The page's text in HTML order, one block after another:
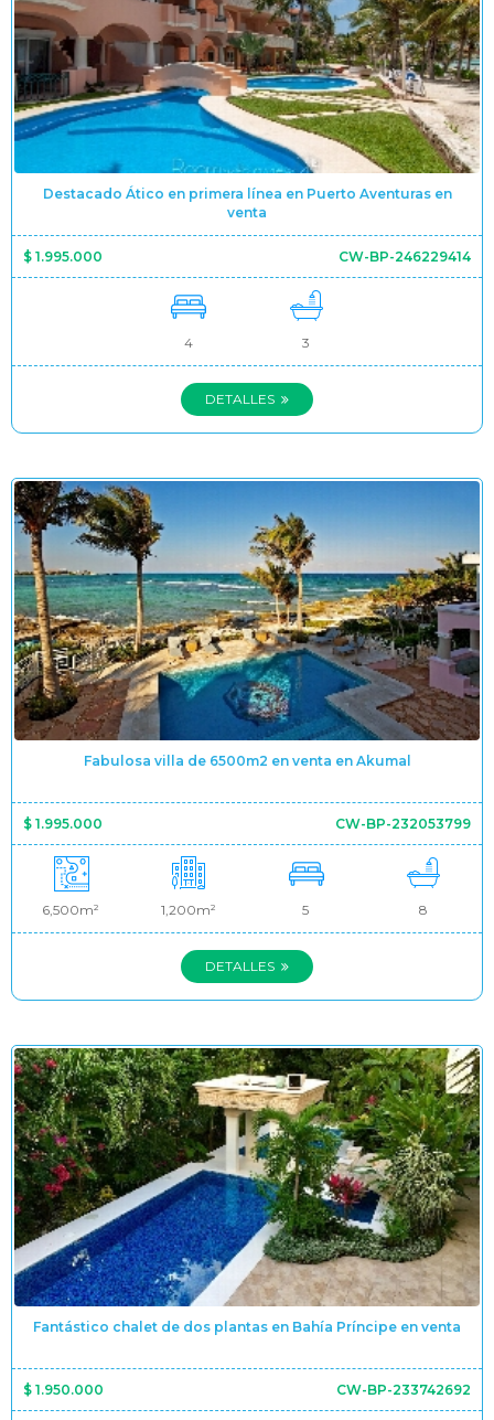
Destacado Ático en primera línea en Puerto Aventuras en
venta
$ 1.995.000 CW-BP-246229414
4 3
DETALLES
Fabulosa villa de 6500m2 en venta en Akumal
$ 1.995.000 CW-BP-232053799
6,500m² 1,200m² 5 8
DETALLES
Fantástico chalet de dos plantas en Bahía Príncipe en venta
$ 1.950.000 CW-BP-233742692